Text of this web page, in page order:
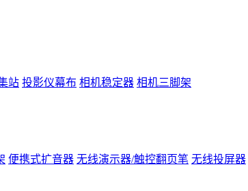
站 投影仪幕布 相机稳定器 相机三脚架
便携式扩音器 无线演示器/触控翻页笔 无线投屏器